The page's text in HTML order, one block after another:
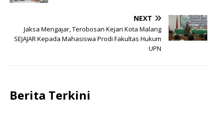
NEXT
Jaksa Mengajar, Terobosan Kejari Kota Malang
SEJAJAR Kepada Mahasiswa Prodi Fakultas Hukum
UPN
Berita Terkini